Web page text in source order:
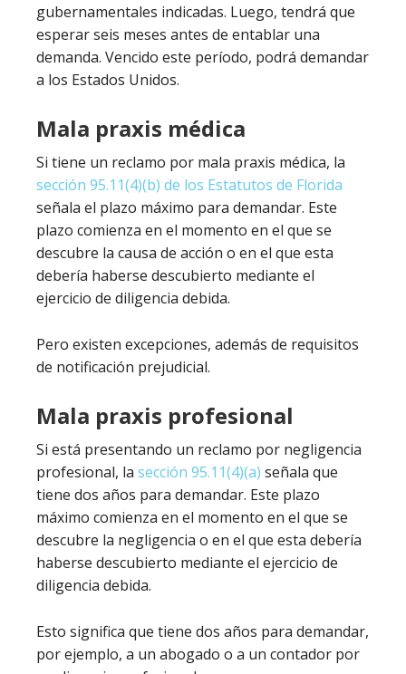
gubernamentales indicadas. Luego, tendrá que
esperar seis meses antes de entablar una
demanda. Vencido este período, podrá demandar
a los Estados Unidos.
Mala praxis médica
Si tiene un reclamo por mala praxis médica, la
sección 95.11(4)(b) de los Estatutos de Florida
señala el plazo máximo para demandar. Este
plazo comienza en el momento en el que se
descubre la causa de acción o en el que esta
debería haberse descubierto mediante el
ejercicio de diligencia debida.
Pero existen excepciones, además de requisitos
de notificación prejudicial.
Mala praxis profesional
Si está presentando un reclamo por negligencia
profesional, la sección 95.11(4)(a) señala que
tiene dos años para demandar. Este plazo
máximo comienza en el momento en el que se
descubre la negligencia o en el que esta debería
haberse descubierto mediante el ejercicio de
diligencia debida.
Esto significa que tiene dos años para demandar,
por ejemplo, a un abogado o a un contador por